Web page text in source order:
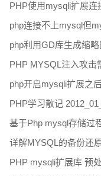
PHP使用mysqli扩展连
php连接不上mysql但
php利用GD库生成缩略
PHP MYSQL注入攻击
php开启mysqli扩展之
PHP学习散记
基于Php mysql存储过
详解MYSQL的备份还
PHP mysqli扩展库 预